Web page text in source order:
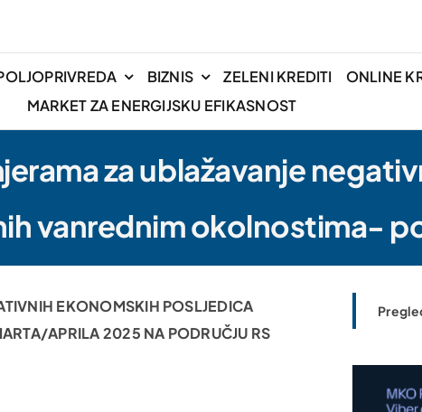
BIZNIS ZELENI KREDITI
ONLINE
MARKET ZA ENERGIJSKU EFIKASNOST
za ublažavanje
vanrednim okolnostima-
EKONOMSKIH POSLJEDICA
APRILA 2025 NA PODRUČJU RS